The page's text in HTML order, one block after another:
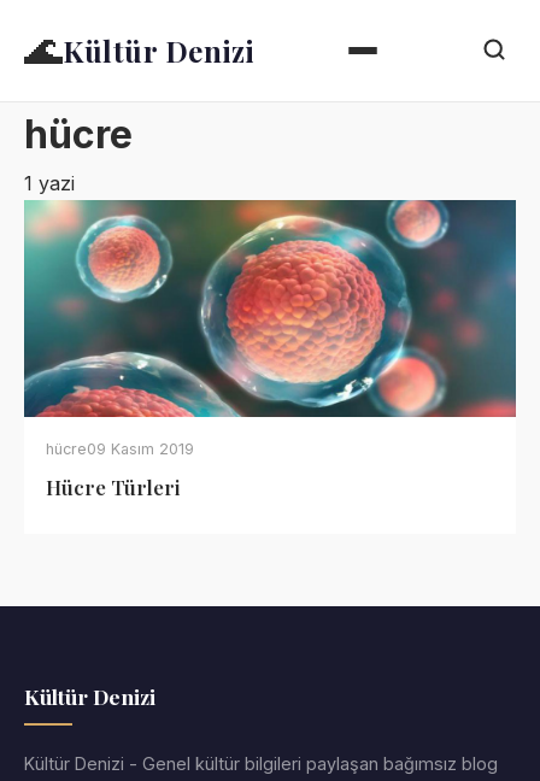
🌊Kültür Denizi
hücre
1 yazi
hücre09 Kasım 2019
Hücre Türleri
Kültür Denizi
Kültür Denizi - Genel kültür bilgileri paylaşan bağımsız blog